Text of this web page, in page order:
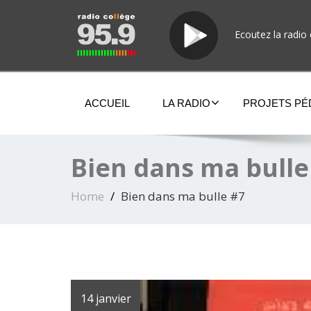
Ecoutez la radio
ACCUEIL LA RADIO PROJETS
Bien dans ma
Home Bien dans ma bulle #7
14 janvier